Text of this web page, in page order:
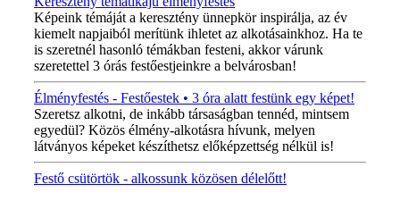
Képeink témáját a keresztény ünnepkör inspirálja, az év
kiemelt napjaiból merítünk ihletet az alkotásainkhoz. Ha te
is szeretnél hasonló témákban festeni, akkor várunk
szeretettel 3 órás festőestjeinkre a belvárosban!
Élményfestés - Festőestek • 3 óra alatt festünk egy képet!
Szeretsz alkotni, de inkább társaságban tennéd, mintsem
egyedül? Közös élmény-alkotásra hívunk, melyen
látványos képeket készíthetsz előképzettség nélkül is!
Festő csütörtök - alkossunk közösen délelőtt!